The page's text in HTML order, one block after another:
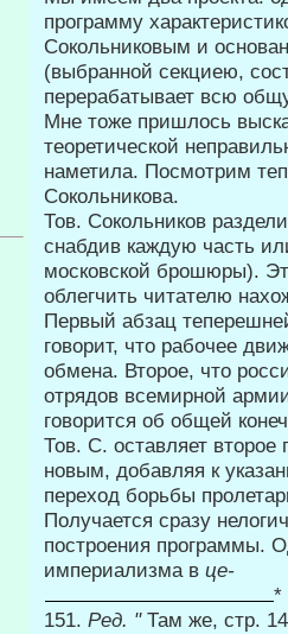
программу
Сокольниковым и
(выбранной секциею,
перерабатывает всю
Мне тоже пришлось
теоретиче­ской
наметила. Посмотрим
Сокольникова.
Тов. Сокольников
снабдив каждую часть
московской бро­шюры).
облегчить читателю
Первый абзац
гово­рит, что рабочее
обмена. Второе, что
отрядов всемирной
говорится об общей
Тов. С. оставляет
новым, до­бавляя к
переход борьбы
Получается сразу
построения программы.
империализма в це-
*
151. Ред. " Там же, стр.